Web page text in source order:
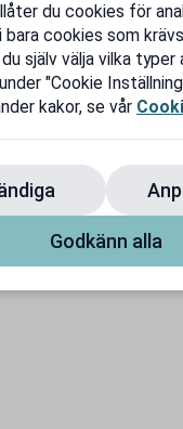
du cookies för
bara cookies som
själv välja vilka
"Cookie
kakor, se vår
Godkänn alla